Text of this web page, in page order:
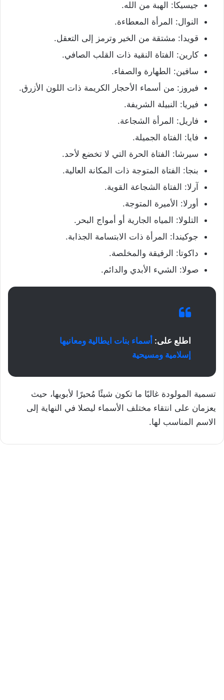
جيسيكا: الهبة من الله.
النوال: المرأة المعطاءة.
قويدا: مشتقة من الخير وترمز إلى التعقل.
كارين: الفتاة النقية ذات القلب الصافي.
سافين: الطهارة والصفاء.
فيروز: من أسماء الأحجار الكريمة ذات اللون الأزرق.
فيريا: النبيلة الشريفة.
فاريل: المرأة الشجاعة.
فايا: الفتاة الجميلة.
سيرشا: الفتاة الحرة التي لا تخضع لأحد.
بنجا: الفتاة المتوجة ذات المكانة العالية.
آرلا: الفتاة الشجاعة القوية.
أورلا: الأميرة المتوجة.
التلولا: المياه الجارية أو أمواج البحر.
جوكيندا: المرأة ذات الابتسامة الجذابة.
داكوتا: الرفيقة والمخلصة.
صولا: الشيء الأبدي والدائم.
اطلع على: أسماء بنات ايطالية ومعانيها
إسلامية ومسيحية
تسمية المولودة غالبًا ما تكون شيئًا مُحيرًا لأبويها، حيث
يعزمان على انتقاء مختلف الأسماء ليصلا في النهاية إلى
الاسم المناسب لها.